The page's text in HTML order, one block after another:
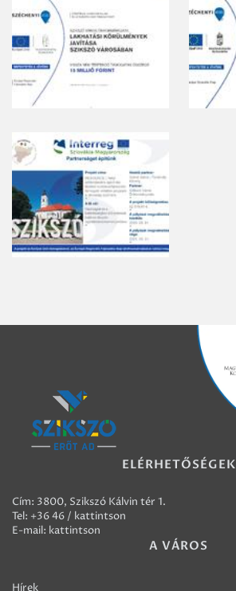
ELÉRHETŐSÉGEK
Cím: 3800, Szikszó Kálvin tér 1.
Tel: +36 46 / kattintson
E-mail: kattintson
A VÁROS
Hírek